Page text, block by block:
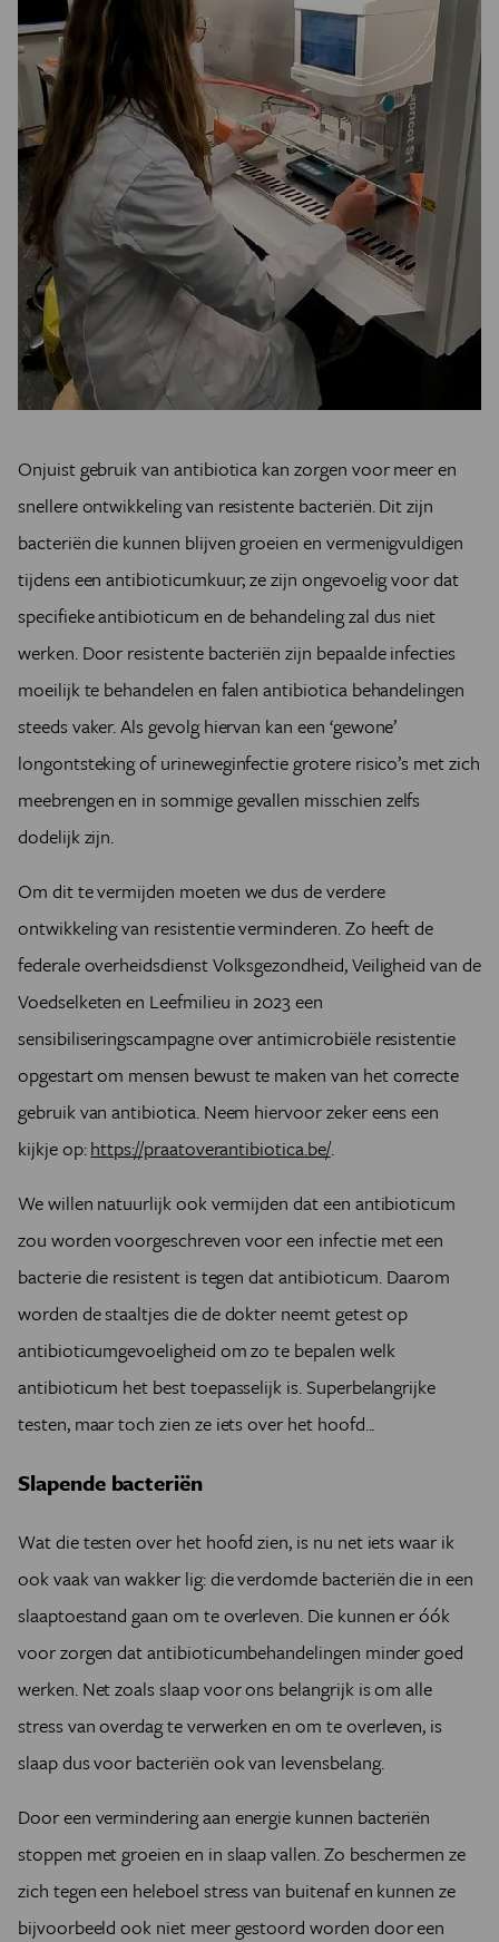
Onjuist gebruik van antibiotica kan zorgen voor meer en
snellere ontwikkeling van resistente bacteriën. Dit zijn
bacteriën die kunnen blijven groeien en vermenigvuldigen
tijdens een antibioticumkuur; ze zijn ongevoelig voor dat
specifieke antibioticum en de behandeling zal dus niet
werken. Door resistente bacteriën zijn bepaalde infecties
moeilijk te behandelen en falen antibiotica behandelingen
steeds vaker. Als gevolg hiervan kan een ‘gewone’
longontsteking of urineweginfectie grotere risico’s met zich
meebrengen en in sommige gevallen misschien zelfs
dodelijk zijn.
Om dit te vermijden moeten we dus de verdere
ontwikkeling van resistentie verminderen. Zo heeft de
federale overheidsdienst Volksgezondheid, Veiligheid van de
Voedselketen en Leefmilieu in 2023 een
sensibiliseringscampagne over antimicrobiële resistentie
opgestart om mensen bewust te maken van het correcte
gebruik van antibiotica. Neem hiervoor zeker eens een
kijkje op:https://praatoverantibiotica.be/.
We willen natuurlijk ook vermijden dat een antibioticum
zou worden voorgeschreven voor een infectie met een
bacterie die resistent is tegen dat antibioticum. Daarom
worden de staaltjes die de dokter neemt getest op
antibioticumgevoeligheid om zo te bepalen welk
antibioticum het best toepasselijk is. Superbelangrijke
testen, maar toch zien ze iets over het hoofd...
Slapende bacteriën
Wat die testen over het hoofd zien, is nu net iets waar ik
ook vaak van wakker lig: die verdomde bacteriën die in een
slaaptoestand gaan om te overleven. Die kunnen er óók
voor zorgen dat antibioticumbehandelingen minder goed
werken. Net zoals slaap voor ons belangrijk is om alle
stress van overdag te verwerken en om te overleven, is
slaap dus voor bacteriën ook van levensbelang.
Door een vermindering aan energie kunnen bacteriën
stoppen met groeien en in slaap vallen. Zo beschermen ze
zich tegen een heleboel stress van buitenaf en kunnen ze
bijvoorbeeld ook niet meer gestoord worden door een